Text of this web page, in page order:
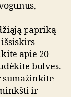
papriką
apie 20
bulves.
sumažinkite
ir